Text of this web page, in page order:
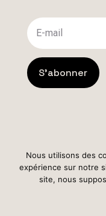
S'abonner
©
Nous utilisons des
expérience sur notre
site, nous